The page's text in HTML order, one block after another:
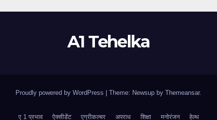
A1 Tehelka
Proudly powered by WordPress Theme: Newsup by Themeansar.
ए 1 प्रभाव ऐक्सीडेंट एग्रीकल्चर अपराध शिक्षा मनोरंजन हेल्थ